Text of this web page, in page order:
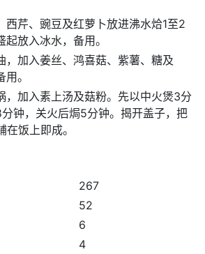
西芹、豌豆及红萝卜放进沸水烚1至2
放入冰水，备用。
，加入姜丝、鸿喜菇、紫薯、糖及
。
，加入素上汤及菇粉。先以中火煲3分
钟，关火后焗5分钟。揭开盖子，把
饭上即成。
267
52
6
4